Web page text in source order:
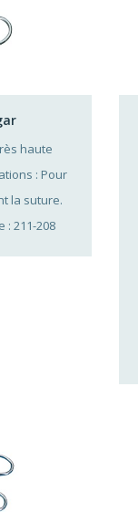
haute
: Pour
la suture.
: 211-208